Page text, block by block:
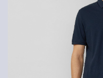
Niet bleken met chloor
Niet geschikt voor de
Normaal wasprogramma
Matig heet strijken
Chemische reiniging
fijnwasprogramma
Als je onze s.Oliver Card hebt,
dagen gratis retourneren.